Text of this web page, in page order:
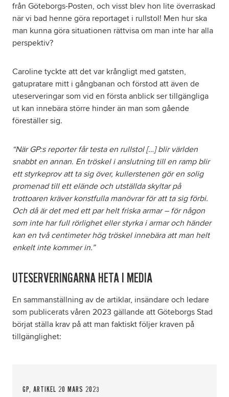
från Göteborgs-Posten, och visst blev hon lite överraskad
när vi bad henne göra reportaget i rullstol! Men hur ska
man kunna göra situationen rättvisa om man inte har alla
perspektiv?
Caroline tyckte att det var krångligt med gatsten,
gatupratare mitt i gångbanan och förstod att även de
uteserveringar som vid en första anblick ser tillgängliga
ut kan innebära större hinder än man som gående
föreställer sig.
“När GP:s reporter får testa en rullstol […] blir världen
snabbt en annan. En tröskel i anslutning till en ramp blir
ett styrkeprov att ta sig över, kullerstenen gör en solig
promenad till ett elände och utställda skyltar på
trottoaren kräver konstfulla manövrar för att ta sig förbi.
Och då är det med ett par helt friska armar – för någon
som inte har full rörlighet eller styrka i armar och händer
kan en två centimeter hög tröskel innebära att man helt
enkelt inte kommer in.”
UTESERVERINGARNA HETA I MEDIA
En sammanställning av de artiklar, insändare och ledare
som publicerats våren 2023 gällande att Göteborgs Stad
börjat ställa krav på att man faktiskt följer kraven på
tillgänglighet:
GP, ARTIKEL 20 MARS 2023